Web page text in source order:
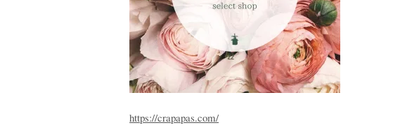
https://crapapas.com/